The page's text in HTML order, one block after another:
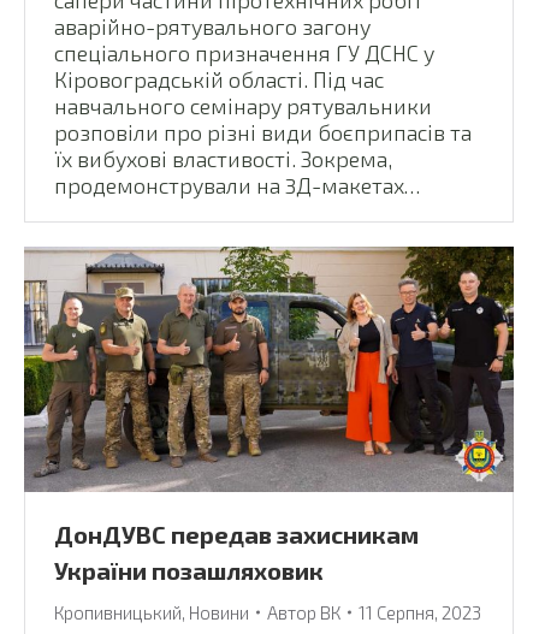
аварійно-рятувального загону
спеціального призначення ГУ ДСНС у
Кіровоградській області. Під час
навчального семінару рятувальники
розповіли про різні види боєприпасів та
їх вибухові властивості. Зокрема,
продемонстрували на 3Д-макетах…
ДонДУВС передав захисникам
України позашляховик
Кропивницький Новини Автор ВК 11 Серпня, 2023